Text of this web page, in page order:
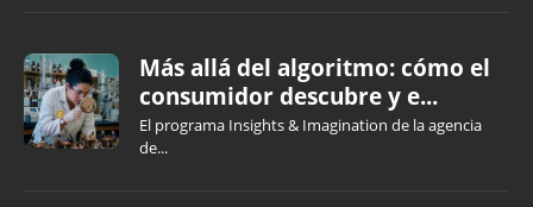
Más allá del algoritmo: cómo el
consumidor descubre y e...
El programa Insights & Imagination de la agencia
de...